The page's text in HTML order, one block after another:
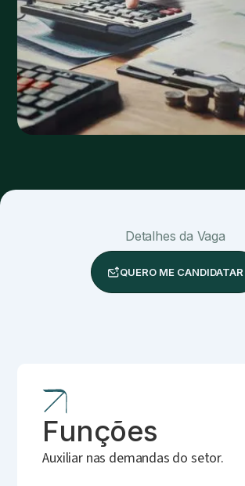
Detalhes da Vaga
QUERO ME CANDIDATAR
Funções
Auxiliar nas demandas do setor.